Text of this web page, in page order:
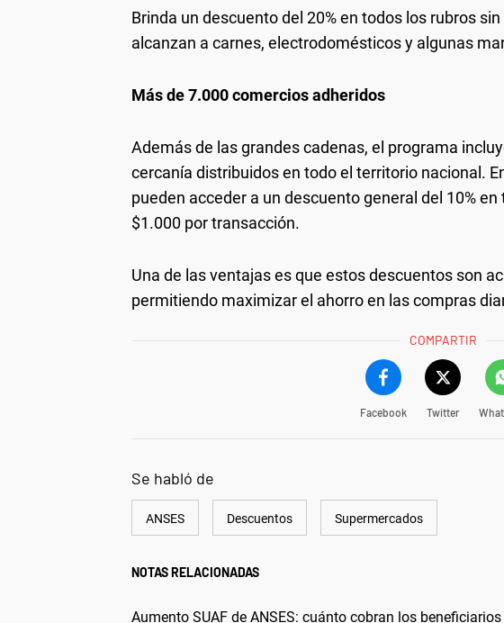
Brinda un descuento del 20% en todos los rubros
alcanzan a carnes, electrodomésticos y algunas
Más de 7.000 comercios adheridos
Además de las grandes cadenas, el programa
cercanía distribuidos en todo el territorio nacional.
pueden acceder a un descuento general del 10%
$1.000 por transacción.
Una de las ventajas es que estos descuentos son
permitiendo maximizar el ahorro en las compras
COMPARTIR
Facebook Twitter
Se habló de
ANSES Descuentos Supermercados
NOTAS RELACIONADAS
Aumento SUAF de ANSES: cuánto cobran los